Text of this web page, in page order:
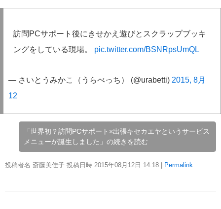
訪問PCサポート後にきせかえ遊びとスクラップブッキ
ングをしている現場。 pic.twitter.com/BSNRpsUmQL
— さいとうみかこ（うらべっち） (@urabetti) 2015, 8月
12
「世界初？訪問PCサポート×出張キセカエヤというサービス
メニューが誕生しました」の続きを読む
投稿者名 斎藤美佳子 投稿日時 2015年08月12日 14:18 Permalink